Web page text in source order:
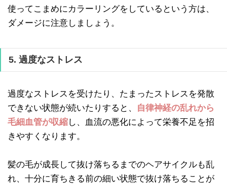
使ってこまめにカラーリングをしているという方は、
ダメージに注意しましょう。
5. 過度なストレス
過度なストレスを受けたり、たまったストレスを発散
できない状態が続いたりすると、
自律神経の乱れから
毛細血管が収縮し、血流の悪化によって栄養不足を招
きやすくなります。
髪の毛が成長して抜け落ちるまでのヘアサイクルも乱
れ、十分に育ちきる前の細い状態で抜け落ちることが